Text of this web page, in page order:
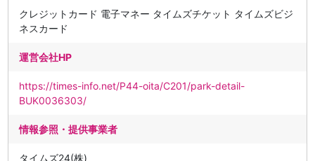
クレジットカード 電子マネー タイムズチケット タイムズビジ
ネスカード
運営会社HP
https://times-info.net/P44-oita/C201/park-detail-
BUK0036303/
情報参照・提供事業者
タイムズ24(株)